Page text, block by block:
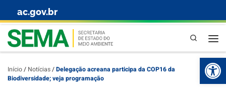
Skip to content
ac.gov.br
Pesquisa
Início/ Notícias/Delegação acreana participa da COP16 da
Biodiversidade; veja programação